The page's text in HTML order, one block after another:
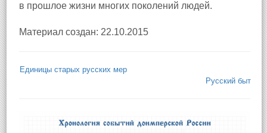
в прошлое жизни многих поколений людей.
Материал создан: 22.10.2015
Единицы старых русских мер
Русский быт